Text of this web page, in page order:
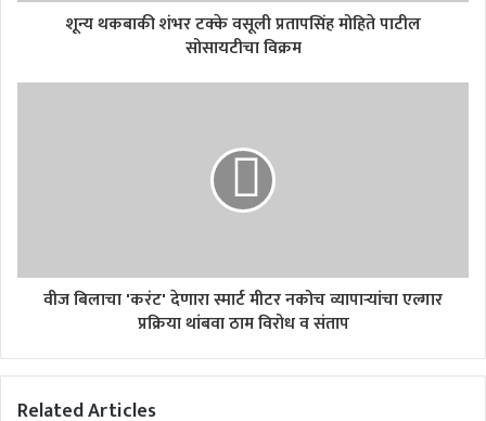
शून्य थकबाकी शंभर टक्के वसूली प्रतापसिंह मोहिते पाटील
सोसायटीचा विक्रम
वीज बिलाचा 'करंट' देणारा स्मार्ट मीटर नकोच व्यापाऱ्यांचा एल्गार
प्रक्रिया थांबवा ठाम विरोध व संताप
Related Articles